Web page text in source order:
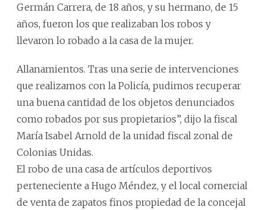
Germán Carrera, de 18 años, y su hermano, de 15
años, fueron los que realizaban los robos y
llevaron lo robado a la casa de la mujer.
Allanamientos. Tras una serie de intervenciones
que realizamos con la Policía, pudimos recuperar
una buena cantidad de los objetos denunciados
como robados por sus propietarios”, dijo la fiscal
María Isabel Arnold de la unidad fiscal zonal de
Colonias Unidas.
El robo de una casa de artículos deportivos
perteneciente a Hugo Méndez, y el local comercial
de venta de zapatos finos propiedad de la concejal